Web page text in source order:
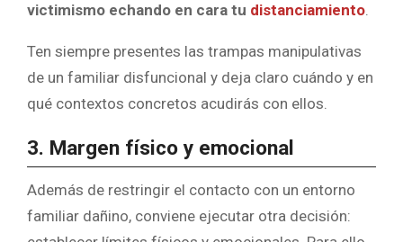
victimismo echando en cara tu distanciamiento.
Ten siempre presentes las trampas manipulativas
de un familiar disfuncional y deja claro cuándo y en
qué contextos concretos acudirás con ellos.
3. Margen físico y emocional
Además de restringir el contacto con un entorno
familiar dañino, conviene ejecutar otra decisión: